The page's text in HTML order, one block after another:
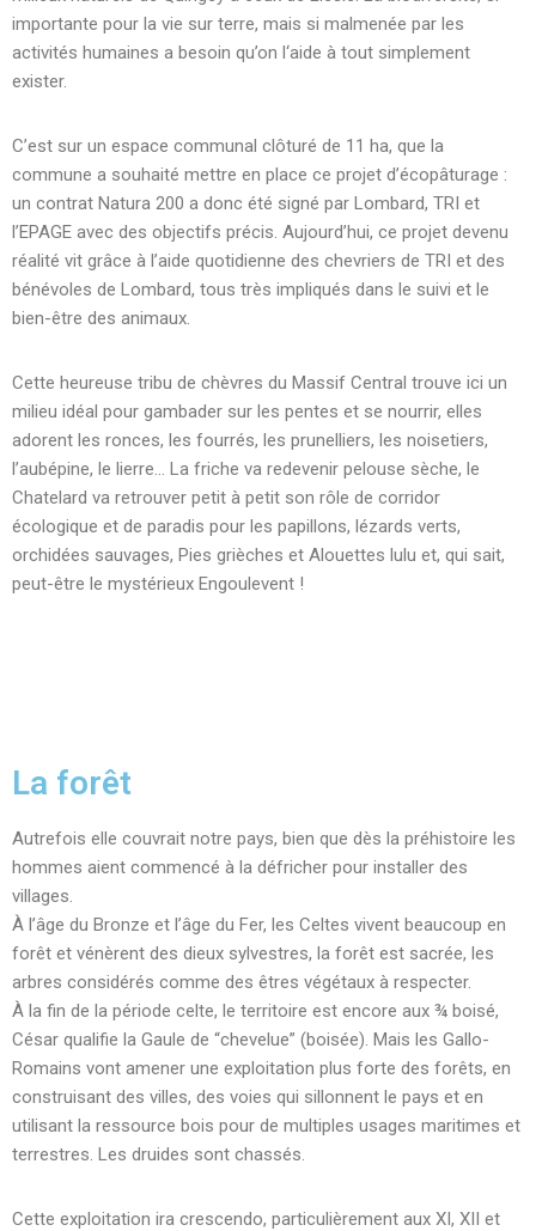
importante pour la vie sur terre, mais si malmenée par les
activités humaines a besoin qu’on l‘aide à tout simplement
exister.
C’est sur un espace communal clôturé de 11 ha, que la
commune a souhaité mettre en place ce projet d’écopâturage :
un contrat Natura 200 a donc été signé par Lombard, TRI et
l’EPAGE avec des objectifs précis. Aujourd’hui, ce projet devenu
réalité vit grâce à l’aide quotidienne des chevriers de TRI et des
bénévoles de Lombard, tous très impliqués dans le suivi et le
bien-être des animaux.
Cette heureuse tribu de chèvres du Massif Central trouve ici un
milieu idéal pour gambader sur les pentes et se nourrir, elles
adorent les ronces, les fourrés, les prunelliers, les noisetiers,
l’aubépine, le lierre… La friche va redevenir pelouse sèche, le
Chatelard va retrouver petit à petit son rôle de corridor
écologique et de paradis pour les papillons, lézards verts,
orchidées sauvages, Pies grièches et Alouettes lulu et, qui sait,
peut-être le mystérieux Engoulevent !
La forêt
Autrefois elle couvrait notre pays, bien que dès la préhistoire les
hommes aient commencé à la défricher pour installer des
villages.
À l’âge du Bronze et l’âge du Fer, les Celtes vivent beaucoup en
forêt et vénèrent des dieux sylvestres, la forêt est sacrée, les
arbres considérés comme des êtres végétaux à respecter.
À la fin de la période celte, le territoire est encore aux ¾ boisé,
César qualifie la Gaule de “chevelue” (boisée). Mais les Gallo-
Romains vont amener une exploitation plus forte des forêts, en
construisant des villes, des voies qui sillonnent le pays et en
utilisant la ressource bois pour de multiples usages maritimes et
terrestres. Les druides sont chassés.
Cette exploitation ira crescendo, particulièrement aux XI, XII et